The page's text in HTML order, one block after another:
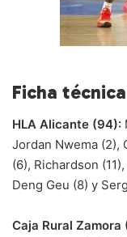
Ficha técnica
HLA Alicante (94):
Jordan Nwema (2),
(6), Richardson
Deng Geu (8) y
Caja Rural Zamora